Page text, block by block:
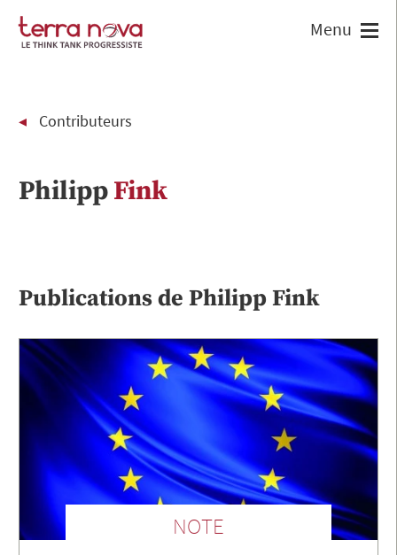
Contributeurs
PhilippFink
Publications de PhilippFink
NOTE